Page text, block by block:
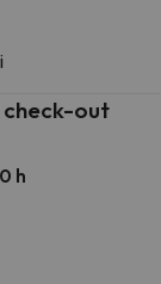
check-out
h